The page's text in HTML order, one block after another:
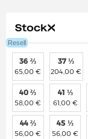
Resell
36 ⅔
65,00 €
37 ⅓
204,00 €
40 ⅔
58,00 €
41 ⅓
61,00 €
44 ⅔
56,00 €
45 ⅓
56,00 €